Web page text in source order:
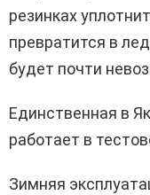
резинках
превратится в
будет почти
Единственная в
работает в
Зимняя